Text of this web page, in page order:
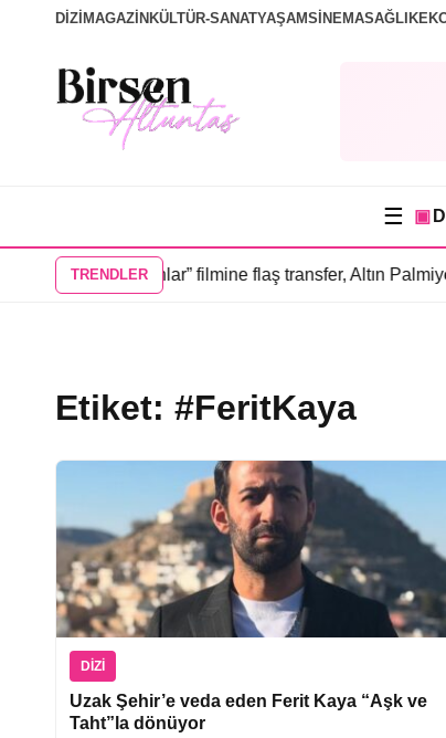
DİZİ MAGAZİN KÜLTÜR-SANATYAŞAMSİNEMASAĞLIK
☰ ▣
TRENDLER
“Sevdiğim İnsanlar” filmine flaş transfer, Altın
Etiket: #FeritKaya
DIZI
Uzak Şehir’e veda eden Ferit Kaya “Aşk ve
Taht”la dönüyor